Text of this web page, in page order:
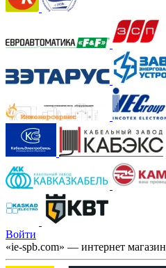
Войти
«ie-spb.com» — интернет магазин